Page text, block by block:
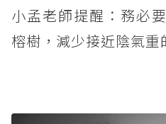
小孟老師提醒：務必
榕樹，減少接近陰氣重